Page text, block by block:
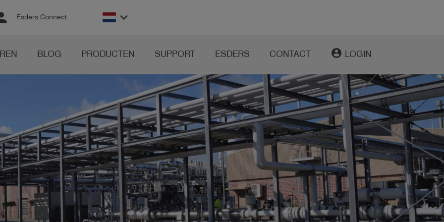
Esders Connect keyboard_arrow_down
BLOG PRODUCTEN SUPPORT ESDERS CONTACT account_circle LOGIN